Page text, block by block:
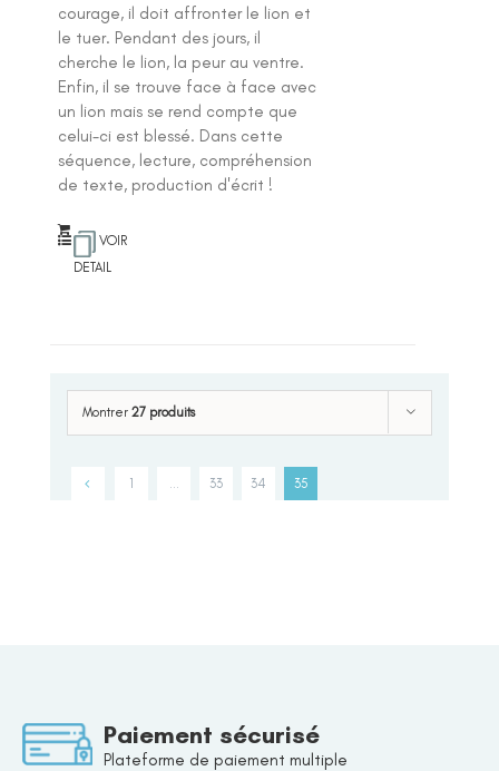
courage, il doit affronter le lion et
le tuer. Pendant des jours, il
cherche le lion, la peur au ventre.
Enfin, il se trouve face à face avec
un lion mais se rend compte que
celui-ci est blessé. Dans cette
séquence, lecture, compréhension
de texte, production d'écrit !
VOIR
DETAIL
Montrer 27 produits
1 33 34 35
Paiement sécurisé
Plateforme de paiement multiple